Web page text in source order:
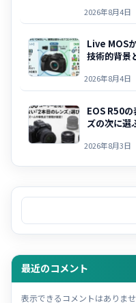
2026年8月4日
Live MOS
技術的背景
2026年8月4日
EOS R50
ズの次に選
2026年8月3日
検索
最近のコメント
表示できるコメントはありませ